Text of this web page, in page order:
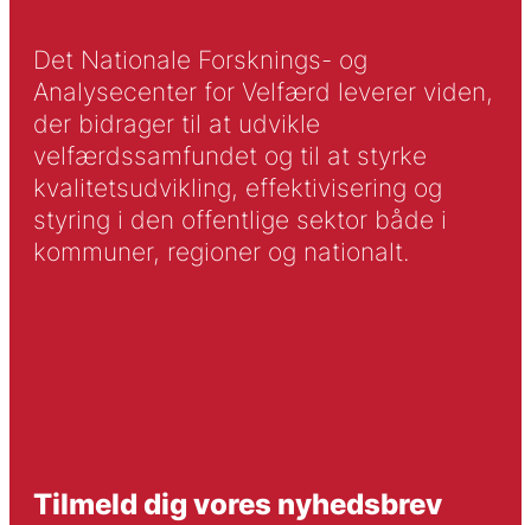
Det Nationale Forsknings- og
Analysecenter for Velfærd leverer viden,
der bidrager til at udvikle
velfærdssamfundet og til at styrke
kvalitetsudvikling, effektivisering og
styring i den offentlige sektor både i
kommuner, regioner og nationalt.
Tilmeld dig vores nyhedsbrev